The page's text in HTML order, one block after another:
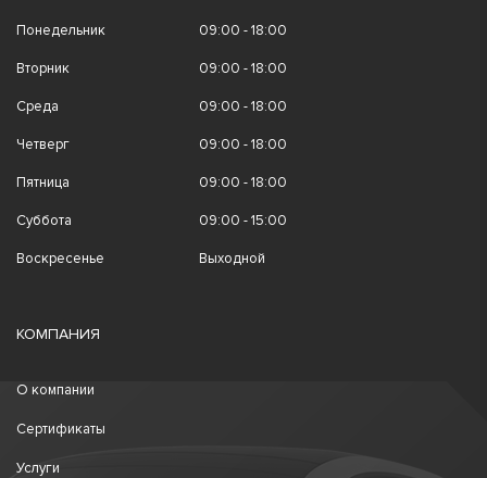
Понедельник 09:00 - 18:00
Вторник 09:00 - 18:00
Среда 09:00 - 18:00
Четверг 09:00 - 18:00
Пятница 09:00 - 18:00
Суббота 09:00 - 15:00
Воскресенье Выходной
КОМПАНИЯ
О компании
Сертификаты
Услуги